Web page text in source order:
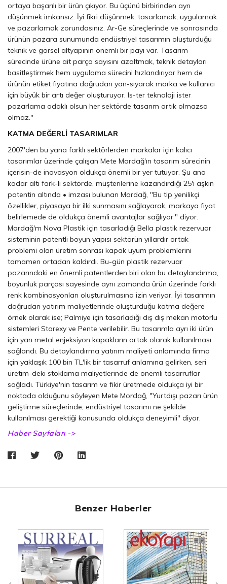
ortaya başarılı bir ürün çıkıyor. Bu üçünü birbirinden ayrı
düşünmek imkansız. İyi fikri düşünmek, tasarlamak, uygulamak
ve pazarlamak zorundasınız. Ar-Ge süreçlerinde ve sonrasında
ürünün pazara sunumunda endüstriyel tasarımın oluşturduğu
teknik ve görsel altyapının önemli bir payı var. Tasarım
sürecinde ürüne ait parça sayısını azaltmak, teknik detayları
basitleştirmek hem uygulama sürecini hızlandırıyor hem de
ürünün etiket fiyatına doğrudan yan-sıyarak marka ve kullanıcı
için büyük bir artı değer oluşturuyor. Is-ter teknoloji ister
pazarlama odaklı olsun her sektörde tasarım artık olmazsa
olmaz."
KATMA DEĞERLİ TASARIMLAR
2007'den bu yana farklı sektörlerden markalar için kalıcı
tasarımlar üzerinde çalışan Mete Mordağ'ın tasarım sürecinin
içerisin-de inovasyon oldukça önemli bir yer tutuyor. Şu ana
kadar altı fark-lı sektörde, müşterilerine kazandırdığı 25'i aşkın
patentin altında • imzası bulunan Mordağ, "Bu tip yenilikçi
özellikler, piyasaya bir ilki sunmasını sağlayarak, markaya fiyat
belirlemede de oldukça önemli avantajlar sağlıyor." diyor.
Mordağ'm Nova Plastik için tasarladığı Bella plastik rezervuar
sisteminin patentli boyun yapısı sektörün yıllardır ortak
problemi olan üretim sonrası kapak uyum problemlerini
tamamen ortadan kaldırdı. Bu-gün plastik rezervuar
pazarındaki en önemli patentlerden biri olan bu detaylandırma,
boyunluk parçası sayesinde aynı zamanda ürün üzerinde farklı
renk kombinasyonları oluşturulmasına izin veriyor. İyi tasarımın
doğrudan yatırım maliyetlerinde oluşturduğu katma değere
örnek olarak ise; Palmiye için tasarladığı dış dış mekan motorlu
sistemleri Storexy ve Pente verilebilir. Bu tasarımla ayrı iki ürün
için yan metal enjeksiyon kapakların ortak olarak kullanılması
sağlandı. Bu detaylandırma yatırım maliyeti anlamında firma
için yaklaşık 100 bin TL'Iik bir tasarruf anlamına gelirken, seri
üretim-deki stoklama maliyetlerinde de önemli tasarruflar
sağladı. Türkiye'nin tasarım ve fikir üretmede oldukça iyi bir
noktada olduğunu söyleyen Mete Mordağ, "Yurtdışı pazarı ürün
geliştirme süreçlerinde, endüstriyel tasarımı ne şekilde
kullanılması gerektiği konusunda oldukça deneyimli" diyor.
Haber Sayfaları ->
Benzer Haberler